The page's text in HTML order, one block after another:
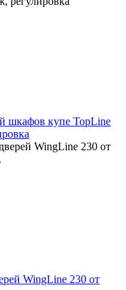
шкафов купе TopLine
WingLine 230 от